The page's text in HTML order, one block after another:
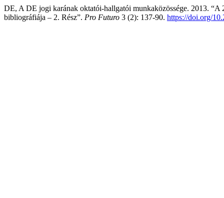
DE, A DE jogi karának oktatói-hallgatói munkaközössége. 2013.
bibliográfiája – 2. Rész”. Pro Futuro 3 (2): 137-90. https://doi.org/